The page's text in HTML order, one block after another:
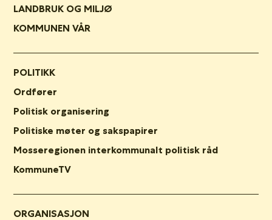
LANDBRUK OG MILJØ
KOMMUNEN VÅR
POLITIKK
Ordfører
Politisk organisering
Politiske møter og sakspapirer
Mosseregionen interkommunalt politisk råd
KommuneTV
ORGANISASJON